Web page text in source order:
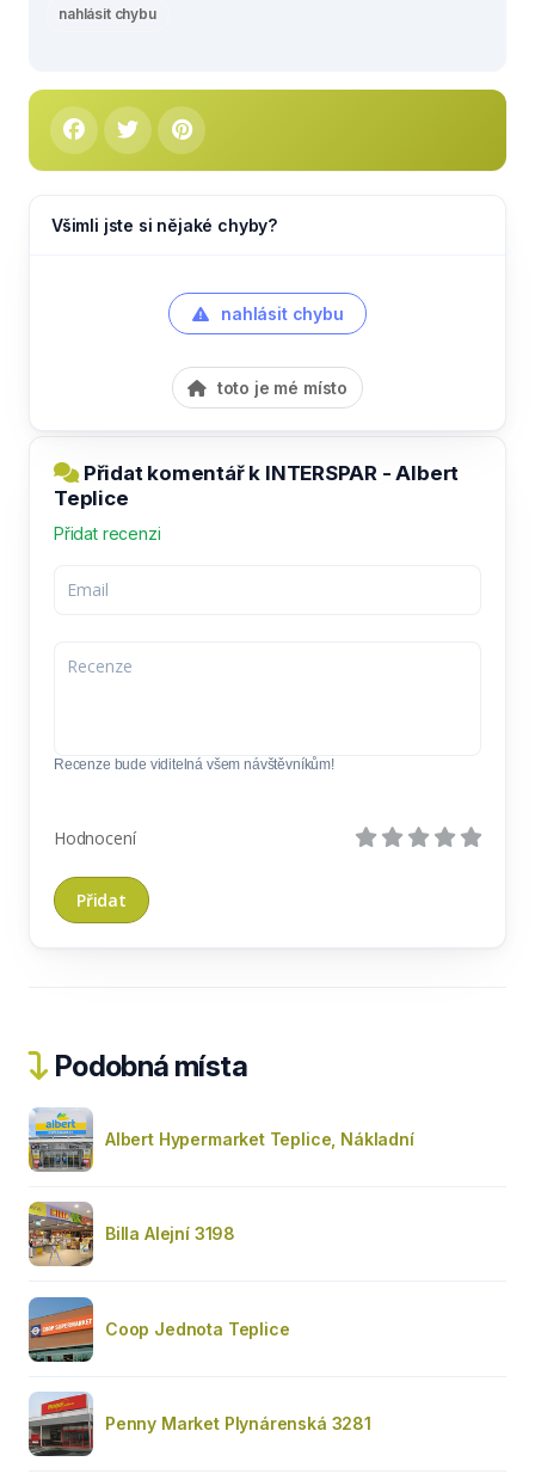
nahlásit chybu
Všimli jste si nějaké chyby?
nahlásit chybu
toto je mé místo
Přidat komentář k INTERSPAR - Albert
Teplice
Přidat recenzi
Recenze bude viditelná všem návštěvníkům!
Hodnocení
Podobná místa
Albert Hypermarket Teplice, Nákladní
Billa Alejní 3198
Coop Jednota Teplice
Penny Market Plynárenská 3281